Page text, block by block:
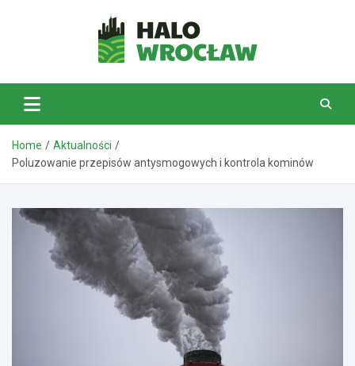
HaloWrocław.pl
Home
Aktualności
Poluzowanie przepisów antysmogowych i kontrola kominów